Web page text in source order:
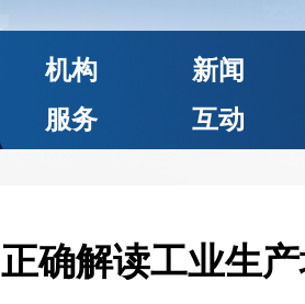
机构
新闻
服务
互动
正确解读工业生